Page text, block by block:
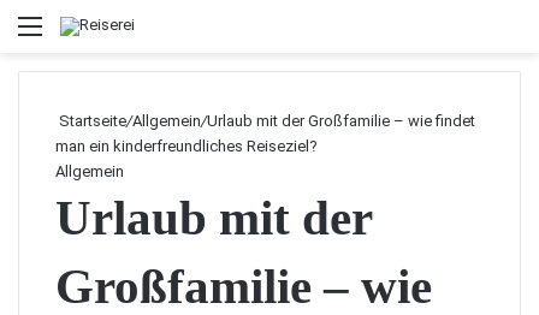
Menü
Startseite/Allgemein/Urlaub mit der Großfamilie – wie findet
man ein kinderfreundliches Reiseziel?
Allgemein
Urlaub mit der
Großfamilie – wie